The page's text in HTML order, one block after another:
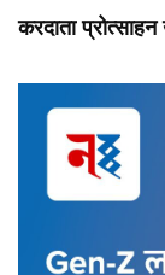
करदाता